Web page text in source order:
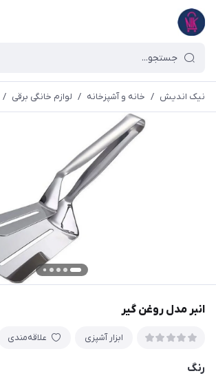
نیک اندیش / خانه و آشپزخانه / لوازم خانگی برقی /
انبر مدل روغن گیر
ابزار آشپزی علاقه‌مندی
رنگ